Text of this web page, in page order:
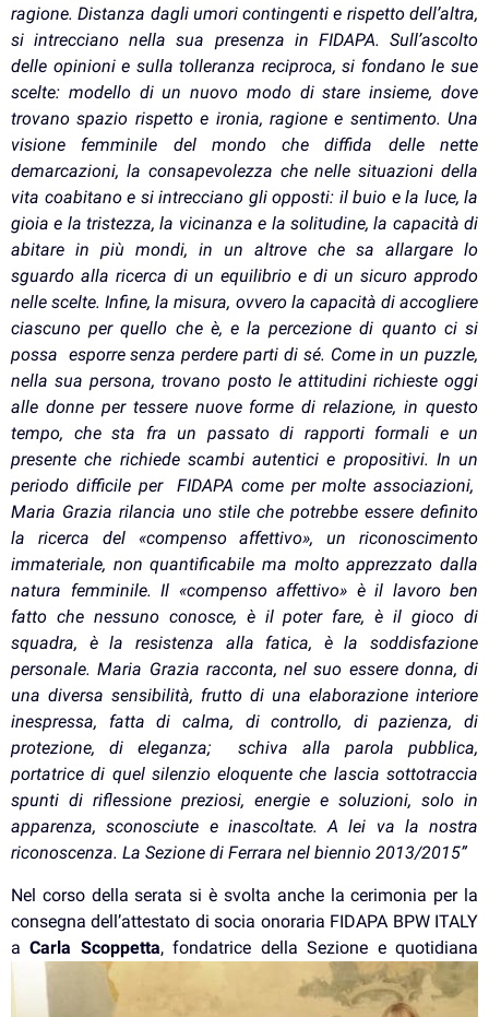
ragione.Distanza dagli umori contingenti e rispetto dell’altra,
si intrecciano nella sua presenza in FIDAPA. Sull’ascolto
delle opinioni e sulla tolleranza reciproca, si fondano le sue
scelte: modello di un nuovo modo di stare insieme, dove
trovano spazio rispetto e ironia, ragione e sentimento. Una
visione femminile del mondo che diffida delle nette
demarcazioni, la consapevolezza che nelle situazioni della
vita coabitano e si intrecciano gli opposti: il buio e la luce, la
gioia e la tristezza, la vicinanza e la solitudine, la capacità di
abitare in più mondi, in un altrove che sa allargare lo
sguardo alla ricerca di un equilibrio e di un sicuro approdo
nelle scelte.Infine, la misura, ovvero la capacità di accogliere
ciascuno per quello che è, e la percezione di quanto ci si
possa esporre senza perdere parti di sé. Come in un puzzle,
nella sua persona, trovano posto le attitudini richieste oggi
alle donne per tessere nuove forme di relazione, in questo
tempo, che sta fra un passato di rapporti formali e un
presente che richiede scambi autentici e propositivi. In un
periodo difficile per FIDAPA come per molte associazioni,
Maria Grazia rilancia uno stile che potrebbe essere definito
la ricerca del «compenso affettivo», un riconoscimento
immateriale, non quantificabile ma molto apprezzato dalla
natura femminile. Il «compenso affettivo» è il lavoro ben
fatto che nessuno conosce, è il poter fare, è il gioco di
squadra, è la resistenza alla fatica, è la soddisfazione
personale.Maria Grazia racconta, nel suo essere donna, di
una diversa sensibilità, frutto di una elaborazione interiore
inespressa, fatta di calma, di controllo, di pazienza, di
protezione, di eleganza; schiva alla parola pubblica,
portatrice di quel silenzio eloquente che lascia sottotraccia
spunti di riflessione preziosi, energie e soluzioni, solo in
apparenza, sconosciute e inascoltate. A lei va la nostra
riconoscenza. La Sezione di Ferrara nel biennio 2013/2015”
Nel corso della serata si è svolta anche la cerimonia per la
consegna dell’attestato di socia onoraria FIDAPA BPW ITALY
aCarla Scoppetta, fondatrice della Sezione e quotidiana